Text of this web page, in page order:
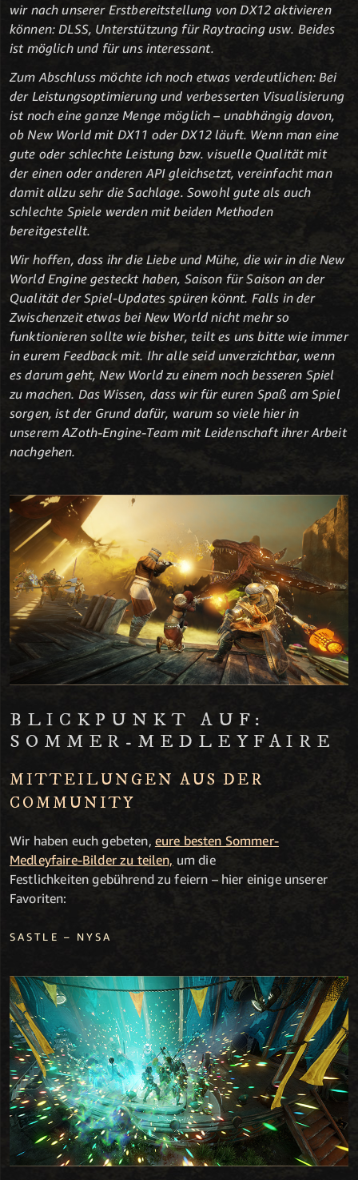
wir nach unserer Erstbereitstellung von DX12 aktivieren
können: DLSS, Unterstützung für Raytracing usw. Beides
ist möglich und für uns interessant.
Zum Abschluss möchte ich noch etwas verdeutlichen: Bei
der Leistungsoptimierung und verbesserten Visualisierung
ist noch eine ganze Menge möglich – unabhängig davon,
ob New World mit DX11 oder DX12 läuft. Wenn man eine
gute oder schlechte Leistung bzw. visuelle Qualität mit
der einen oder anderen API gleichsetzt, vereinfacht man
damit allzu sehr die Sachlage. Sowohl gute als auch
schlechte Spiele werden mit beiden Methoden
bereitgestellt.
Wir hoffen, dass ihr die Liebe und Mühe, die wir in die New
World Engine gesteckt haben, Saison für Saison an der
Qualität der Spiel-Updates spüren könnt. Falls in der
Zwischenzeit etwas bei New World nicht mehr so
funktionieren sollte wie bisher, teilt es uns bitte wie immer
in eurem Feedback mit. Ihr alle seid unverzichtbar, wenn
es darum geht, New World zu einem noch besseren Spiel
zu machen. Das Wissen, dass wir für euren Spaß am Spiel
sorgen, ist der Grund dafür, warum so viele hier in
unserem AZoth-Engine-Team mit Leidenschaft ihrer Arbeit
nachgehen.
BLICKPUNKT AUF:
SOMMER-MEDLEYFAIRE
MITTEILUNGEN AUS DER
COMMUNITY
Wir haben euch gebeten, eure besten Sommer-
Medleyfaire-Bilder zu teilen, um die
Festlichkeiten gebührend zu feiern – hier einige unserer
Favoriten:
SASTLE – NYSA